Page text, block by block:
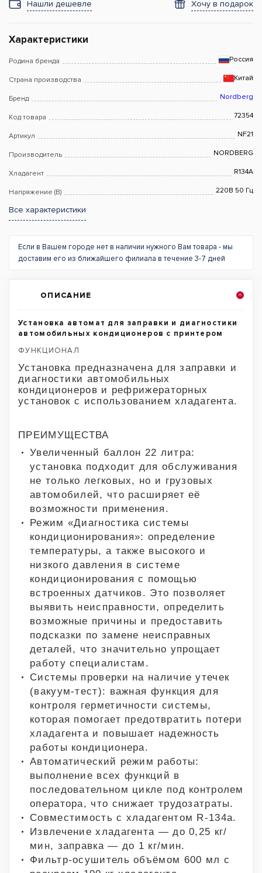
Нашли дешевле Хочу в подарок
Характеристики
Родина бренда Россия
Страна производства Китай
Бренд Nordberg
Код товара 72354
Артикул NF21
Производитель NORDBERG
Хладагент R134A
Напряжение (В) 220В 50 Гц
Все характеристики
Если в Вашем городе нет в наличии нужного Вам товара - мы
доставим его из ближайшего филиала в течение 3-7 дней
ОПИСАНИЕ
Установка автомат для заправки и диагностики
автомобильных кондиционеров с принтером
ФУНКЦИОНАЛ
Установка предназначена для заправки и
диагностики автомобильных
кондиционеров и рефрижераторных
установок с использованием хладагента.
ПРЕИМУЩЕСТВА
Увеличенный баллон 22 литра:
установка подходит для обслуживания
не только легковых, но и грузовых
автомобилей, что расширяет её
возможности применения.
Режим «Диагностика системы
кондиционирования»: определение
температуры, а также высокого и
низкого давления в системе
кондиционирования с помощью
встроенных датчиков. Это позволяет
выявить неисправности, определить
возможные причины и предоставить
подсказки по замене неисправных
деталей, что значительно упрощает
работу специалистам.
Системы проверки на наличие утечек
(вакуум-тест): важная функция для
контроля герметичности системы,
которая помогает предотвратить потери
хладагента и повышает надежность
работы кондиционера.
Автоматический режим работы:
выполнение всех функций в
последовательном цикле под контролем
оператора, что снижает трудозатраты.
Совместимость с хладагентом R-134a.
Извлечение хладагента — до 0,25 кг/
мин, заправка — до 1 кг/мин.
Фильтр-осушитель объёмом 600 мл с